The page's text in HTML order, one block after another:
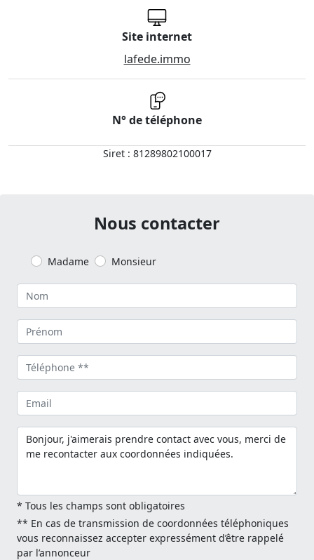
Site internet
lafede.immo
N° de téléphone
Siret : 81289802100017
Nous contacter
Madame Monsieur
* Tous les champs sont obligatoires
** En cas de transmission de coordonnées téléphoniques
vous reconnaissez accepter expressément d’être rappelé
par l’annonceur